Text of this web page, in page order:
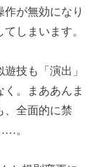
が無効になり
しまいます。
技も「演出」
。まああんま
、全面的に禁
。